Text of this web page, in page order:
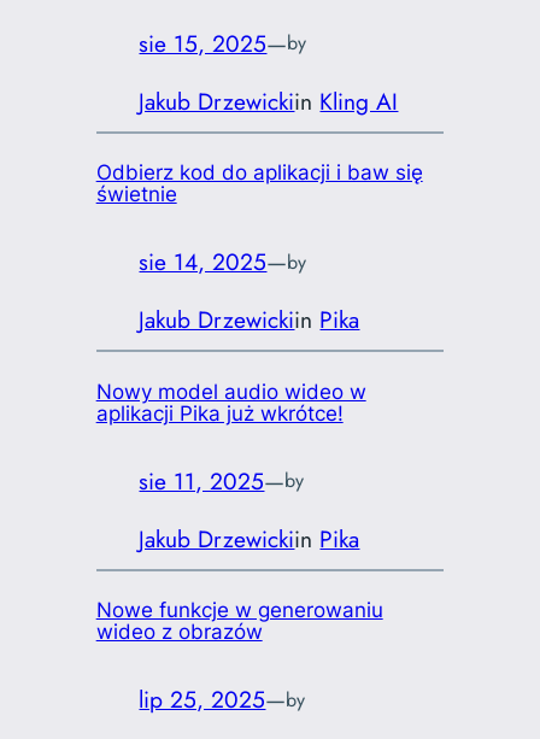
sie 15, 2025—by
Jakub Drzewickiin Kling AI
Odbierz kod do aplikacji i baw się
świetnie
sie 14, 2025—by
Jakub Drzewickiin Pika
Nowy model audio wideo w
aplikacji Pika już wkrótce!
sie 11, 2025—by
Jakub Drzewickiin Pika
Nowe funkcje w generowaniu
wideo z obrazów
lip 25, 2025—by